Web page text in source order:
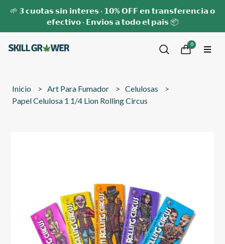
🌱 𝟯 𝗰𝘂𝗼𝘁𝗮𝘀 𝘀𝗶𝗻 𝗶𝗻𝘁𝗲𝗿𝗲𝘀 · 𝟭𝟬% 𝗢𝗙𝗙 𝗲𝗻 𝘁𝗿𝗮𝗻𝘀𝗳𝗲𝗿𝗲𝗻𝗰𝗶𝗮 𝗼
𝗲𝗳𝗲𝗰𝘁𝗶𝘃𝗼 · 𝗘𝗻𝘃𝗶𝗼𝘀 𝗮 𝘁𝗼𝗱𝗼 𝗲𝗹 𝗽𝗮𝗶𝘀 📦
0
Inicio Art Para Fumador
Celulosas
Papel Celulosa 1 1/4 Lion Rolling Circus